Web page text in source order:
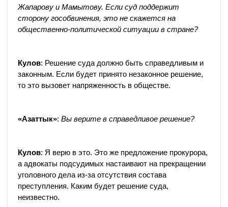
Жапарову и Мамытову. Если суд поддержит
сторону гособвинения, это не скажется на
общественно-политической ситуации в стране?
Кулов: Решение суда должно быть справедливым и
законным. Если будет принято незаконное решение,
то это вызовет напряженность в обществе.
«Азаттык»: Вы верите в справедливое решение?
Кулов: Я верю в это. Это же предложение прокурора,
а адвокаты подсудимых настаивают на прекращении
уголовного дела из-за отсутствия состава
преступления. Каким будет решение суда,
неизвестно.